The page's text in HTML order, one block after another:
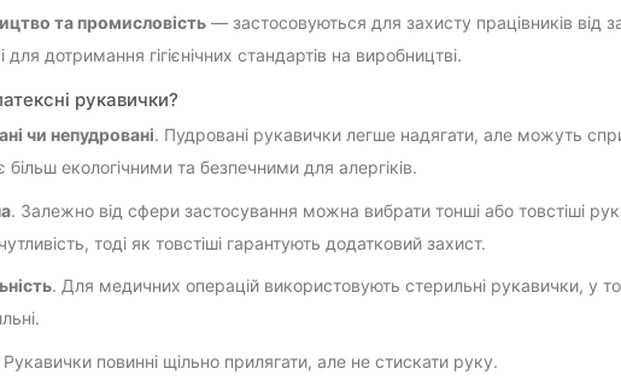
та промисловість— застосовуються для захисту працівників від
для дотримання гігієнічних стандартів на виробництві.
рукавички?
чи непудровані. Пудровані рукавички легше надягати, але можуть
більш екологічними та безпечними для алергіків.
. Залежно від сфери застосування можна вибрати тонші або товстіші
тоді як товстіші гарантують додатковий захист.
. Для медичних операцій використовують стерильні рукавички, у
повинні щільно прилягати, але не стискати руку.